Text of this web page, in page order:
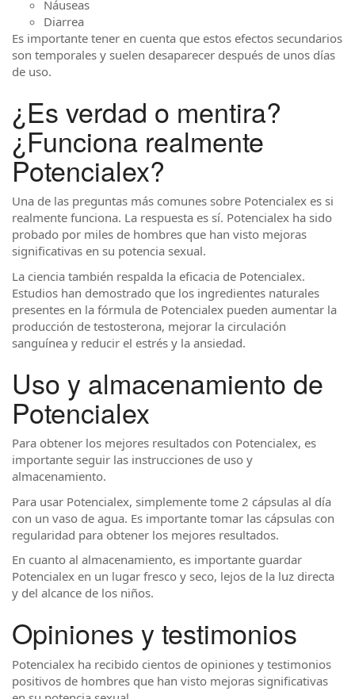
Náuseas
Diarrea
Es importante tener en cuenta que estos efectos secundarios
son temporales y suelen desaparecer después de unos días
de uso.
¿Es verdad o mentira?
¿Funciona realmente
Potencialex?
Una de las preguntas más comunes sobre Potencialex es si
realmente funciona. La respuesta es sí. Potencialex ha sido
probado por miles de hombres que han visto mejoras
significativas en su potencia sexual.
La ciencia también respalda la eficacia de Potencialex.
Estudios han demostrado que los ingredientes naturales
presentes en la fórmula de Potencialex pueden aumentar la
producción de testosterona, mejorar la circulación
sanguínea y reducir el estrés y la ansiedad.
Uso y almacenamiento de
Potencialex
Para obtener los mejores resultados con Potencialex, es
importante seguir las instrucciones de uso y
almacenamiento.
Para usar Potencialex, simplemente tome 2 cápsulas al día
con un vaso de agua. Es importante tomar las cápsulas con
regularidad para obtener los mejores resultados.
En cuanto al almacenamiento, es importante guardar
Potencialex en un lugar fresco y seco, lejos de la luz directa
y del alcance de los niños.
Opiniones y testimonios
Potencialex ha recibido cientos de opiniones y testimonios
positivos de hombres que han visto mejoras significativas